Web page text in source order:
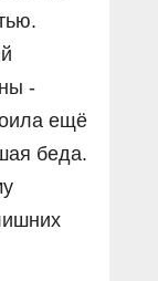
-
ещё
беда.